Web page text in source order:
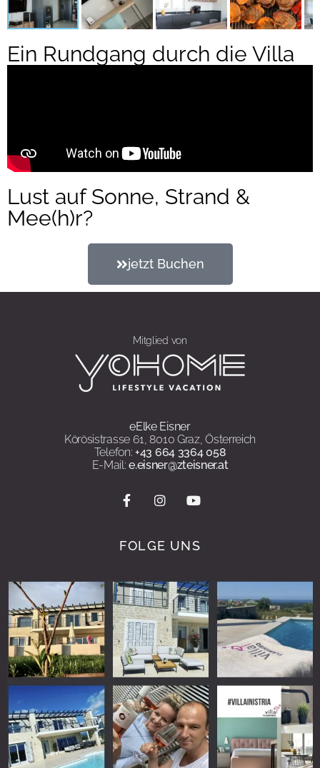
Ein Rundgang durch die Villa
Lust auf Sonne, Strand &
Mee(h)r?
jetzt Buchen
Mitglied von
eElke Eisner
Körösistrasse 61, 8010 Graz, Österreich
Telefon:+43 664 3364 058
E-Mail:e.eisner@zteisner.at
FOLGE UNS